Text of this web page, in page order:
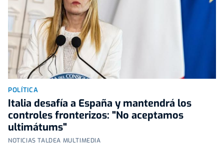
POLÍTICA
Italia desafía a España y mantendrá los
controles fronterizos: "No aceptamos
ultimátums"
NOTICIAS TALDEA MULTIMEDIA